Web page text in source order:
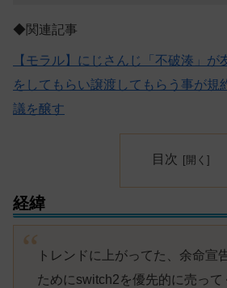
◆関連記事
【モラル】にじさんじ「不破湊」が
をしてもらい譲渡してもらう事が規
議を醸す
目次
経緯
トレンドに上がってた、余命宣
ためにswitch2を優先的に売って